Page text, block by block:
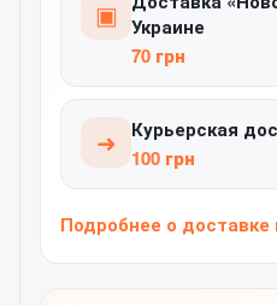
▣ Украине
70 грн
➜
Курьерская
100 грн
Подробнее о доставке